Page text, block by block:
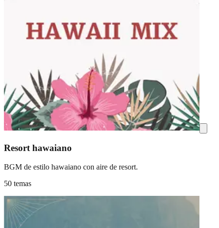
Resort hawaiano
BGM de estilo hawaiano con aire de resort.
50 temas